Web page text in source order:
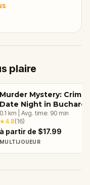
plaire
Murder Mystery: Crime
Date Night in
0.1 km Avg. time: 90 min
★4.8(16)
à partir de $17.99
MULTIJOUEUR